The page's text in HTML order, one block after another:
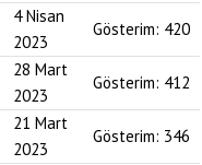
4 Nisan
2023
Gösterim: 420
28 Mart
2023
Gösterim: 412
21 Mart
2023
Gösterim: 346